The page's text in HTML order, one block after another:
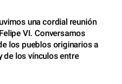
una cordial reunión
VI. Conversamos
los pueblos originarios a
de los vínculos entre